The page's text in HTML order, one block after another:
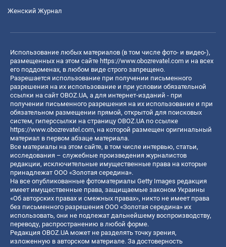
Женский Журнал
Использование любых материалов (в том числе фото- и видео-),
размещенных на этом сайте https://www.obozrevatel.com и на всех
его поддоменах, в любом виде строго запрещено.
Разрешается использование при получении письменного
разрешения на их использование и при условии обязательной
ссылки на сайт OBOZ.UA, а для интернет-изданий - при
получении письменного разрешения на их использование и при
обязательном размещении прямой, открытой для поисковых
систем, гиперссылки на страницу OBOZ.UA по ссылке
https://www.obozrevatel.com, на которой размещен оригинальный
материал в первом абзаце материала.
Все материалы на этом сайте, в том числе интервью, статьи,
исследования – служебные произведения журналистов
редакции, исключительные имущественные права на которые
принадлежат ООО «Золотая середина».
На все опубликованные фотоматериалы Getty Images редакция
имеет имущественные права, защищаемые законом Украины
«Об авторских правах и смежных правах», никто не имеет права
без письменного разрешения ООО «Золотая середина» их
использовать, они не подлежат дальнейшему воспроизводству,
переводу, распространению в любой форме.
Редакция OBOZ.UA может не разделять точку зрения,
изложенную в авторском материале. За достоверность